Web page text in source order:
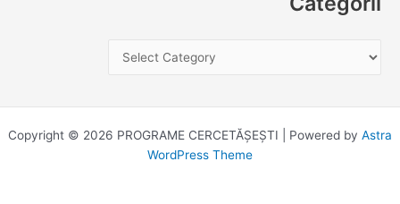
Copyright © 2026 PROGRAME CERCETĂȘEȘTI | Powered by Astra
WordPress Theme